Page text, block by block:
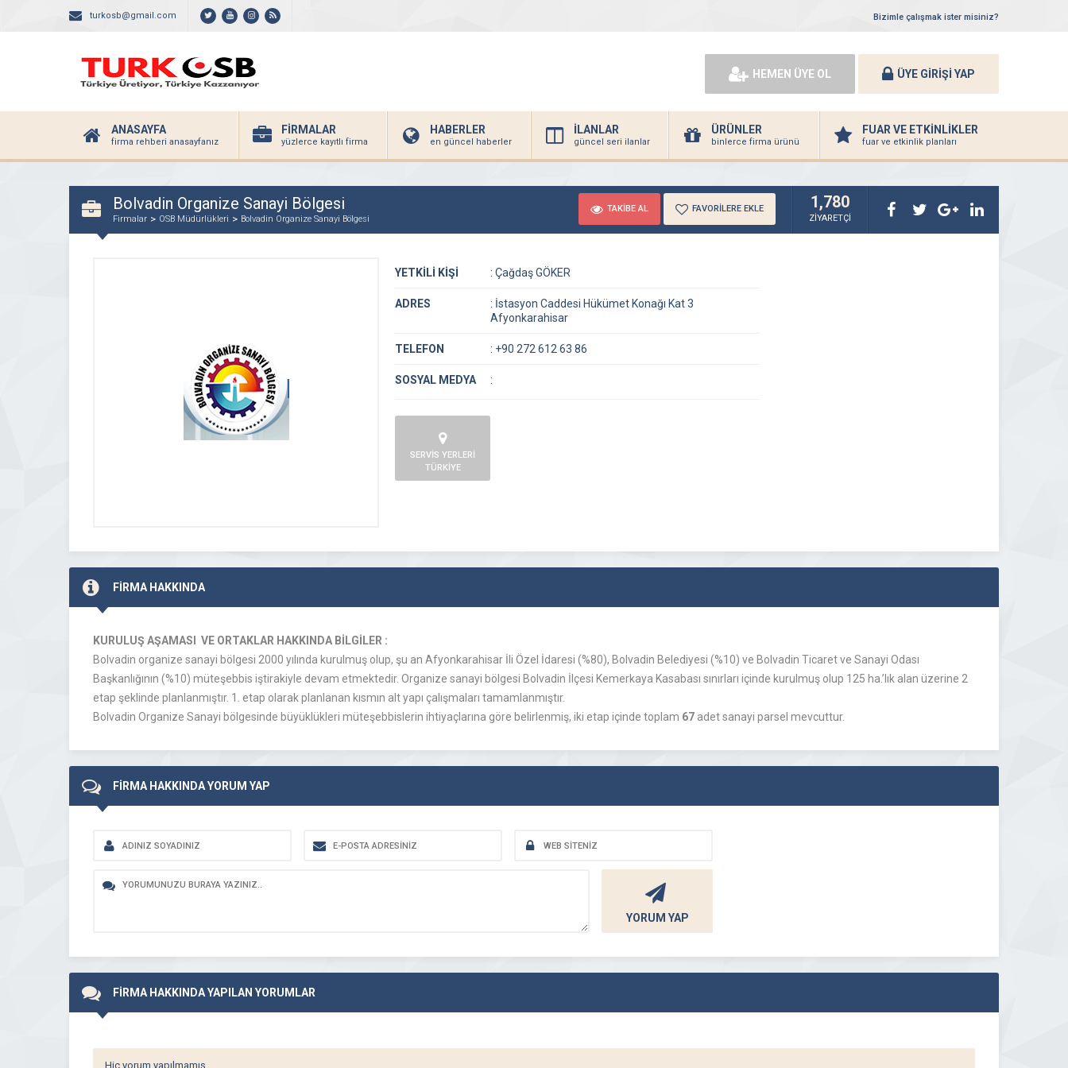
turkosb@gmail.com Bizimle çalışmak ister misiniz?
HEMEN ÜYE OL ÜYE GİRİŞİ YAP
ANASAYFA
firma rehberi anasayfanız
FİRMALAR
yüzlerce kayıtlı firma
HABERLER
en güncel haberler
İLANLAR
güncel seri ilanlar
ÜRÜNLER
binlerce firma ürünü
FUAR VE ETKİNLİKLER
fuar ve etkinlik planları
Bolvadin Organize Sanayi Bölgesi
Firmalar OSB Müdürlükleri Bolvadin Organize Sanayi Bölgesi
TAKİBE AL FAVORİLERE EKLE 1,780
ZİYARETÇİ
YETKİLİ KİŞİ : Çağdaş GÖKER
ADRES : İstasyon Caddesi Hükümet Konağı Kat 3
Afyonkarahisar
TELEFON : +90 272 612 63 86
SOSYAL MEDYA :
SERVİS YERLERİ
TÜRKİYE
FİRMA HAKKINDA
KURULUŞ AŞAMASI VE ORTAKLAR HAKKINDA BİLGİLER :
Bolvadin organize sanayi bölgesi 2000 yılında kurulmuş olup, şu an Afyonkarahisar İli Özel İdaresi (%80), Bolvadin Belediyesi (%10) ve Bolvadin Ticaret ve Sanayi Odası
Başkanlığının (%10) müteşebbis iştirakiyle devam etmektedir. Organize sanayi bölgesi Bolvadin İlçesi Kemerkaya Kasabası sınırları içinde kurulmuş olup 125 ha.’lık alan üzerine 2
etap şeklinde planlanmıştır. 1. etap olarak planlanan kısmın alt yapı çalışmaları tamamlanmıştır.
Bolvadin Organize Sanayi bölgesinde büyüklükleri müteşebbislerin ihtiyaçlarına göre belirlenmiş, iki etap içinde toplam 67 adet sanayi parsel mevcuttur.
FİRMA HAKKINDA YORUM YAP
YORUM YAP
FİRMA HAKKINDA YAPILAN YORUMLAR
Hiç yorum yapılmamış.